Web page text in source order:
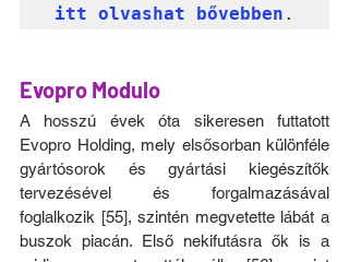
itt olvashat bővebben
Evopro Modulo
A hosszú évek óta sikeresen futtatott
Evopro Holding, mely elsősorban különféle
gyártósorok és gyártási kiegészítők
tervezésével és forgalmazásával
foglalkozik [55], szintén megvetette lábát a
buszok piacán. Első nekifutásra ők is a